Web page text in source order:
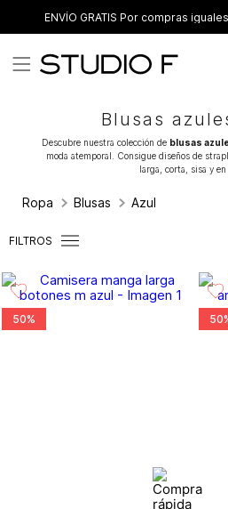
ENVÍO GRATIS Por compras
Blusas
Descubre nuestra colección de blusas
moda atemporal. Consigue diseños de
larga, corta, sisa y en
Ropa Blusas Azul
FILTROS
50%